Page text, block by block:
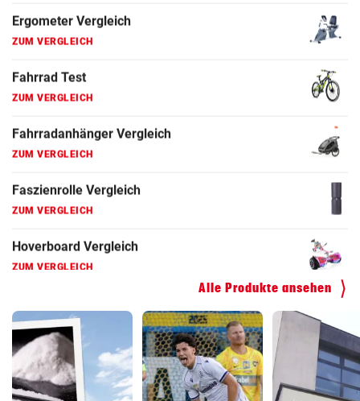
ZUM VERGLEICH
ZUM VERGLEICH
ZUM VERGLEICH
ZUM VERGLEICH
ZUM VERGLEICH
Alle Produkte ansehen